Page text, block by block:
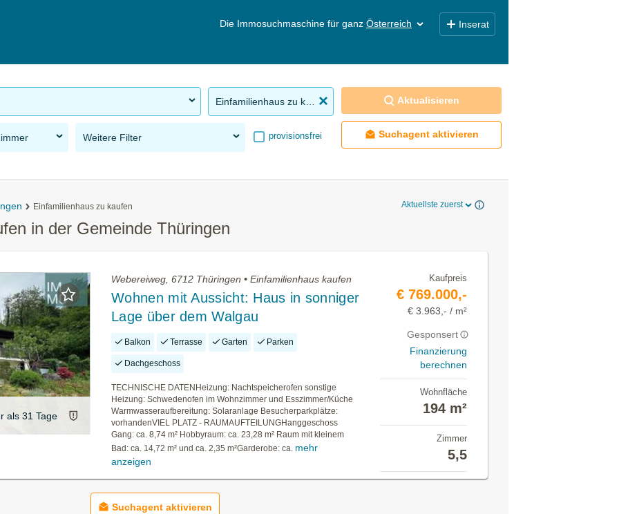
Die Immosuchmaschine für ganz Österreich Inserat
Weitere Filter provisionsfrei
Aktualisieren
Suchagent aktivieren
Einfamilienhaus zu kaufen Aktuellste zuerst
in der Gemeinde Thüringen
als 31 Tage
Webereiweg, 6712 Thüringen • Einfamilienhaus kaufen
Wohnen mit Aussicht: Haus in sonniger
Lage über dem Walgau
Balkon Terrasse Garten Parken
Dachgeschoss
TECHNISCHE DATENHeizung: Nachtspeicherofen sonstige
Heizung: Schwedenofen im Wohnzimmer und Esszimmer/Küche
Warmwasseraufbereitung: Solaranlage Besucherparkplätze:
vorhandenVIEL PLATZ - RAUMAUFTEILUNGHanggeschoss
Gang: ca. 8,74 m² Hobbyraum: ca. 23,28 m² Raum mit kleinem
Bad: ca. 14,72 m² und ca. 2,35 m²Garderobe: ca. mehr
anzeigen
Kaufpreis
€ 769.000,-
€ 3.963,- / m²
Gesponsert
Finanzierung
berechnen
Wohnfläche
194 m²
Zimmer
5,5
Suchagent aktivieren